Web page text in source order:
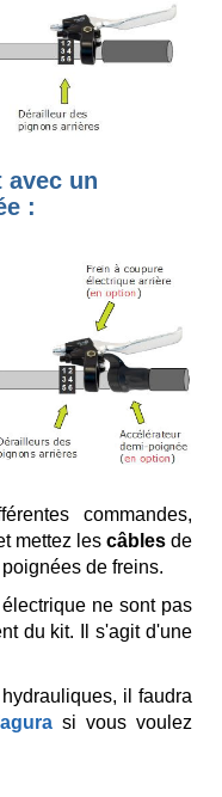
avec un
:
commandes,
mettez les câbles de
de freins.
ne sont pas
du kit. Il s'agit d'une
il faudra
si vous voulez